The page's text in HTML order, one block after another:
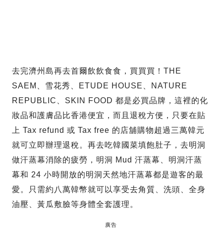
去完濟州島再去首爾飲飲食食，買買買！THE
SAEM、雪花秀、ETUDE HOUSE、NATURE
REPUBLIC、SKIN FOOD 都是必買品牌，這裡的化
妝品和護膚品比香港便宜，而且退稅方便，只要在貼
上 Tax refund 或 Tax free 的店舖購物超過三萬韓元
就可立即辦理退稅。再去吃韓國菜填飽肚子，去明洞
做汗蒸幕消除的疲勞，明洞 Mud 汗蒸幕、明洞汗蒸
幕和 24 小時開放的明洞天然地汗蒸幕都是遊客的最
愛。只需約八萬韓幣就可以享受去角質、洗頭、全身
油壓、黃瓜敷臉等身體全套護理。
廣告